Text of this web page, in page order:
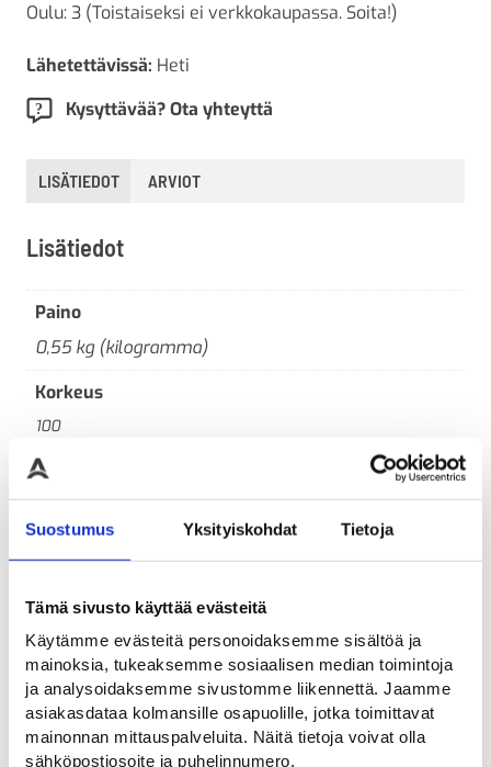
Suostumus Yksityiskohdat Tietoja
Tämä sivusto käyttää evästeitä
Käytämme evästeitä personoidaksemme sisältöä ja
mainoksia, tukeaksemme sosiaalisen median toimintoja
ja analysoidaksemme sivustomme liikennettä. Jaamme
asiakasdataa kolmansille osapuolille, jotka toimittavat
mainonnan mittauspalveluita. Näitä tietoja voivat olla
sähköpostiosoite ja puhelinnumero.
Oulu: 3 (Toistaiseksi ei verkkokaupassa. Soita!)
Lähetettävissä: Heti
Kysyttävää? Ota yhteyttä
LISÄTIEDOT ARVIOT
Lisätiedot
Paino
0,55 kg (kilogramma)
Korkeus
100
Leveys
60
350